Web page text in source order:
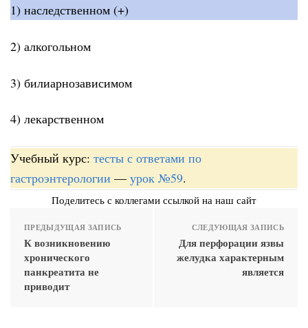
1) наследственном (+)
2) алкогольном
3) билиарнозависимом
4) лекарственном
Учебный курс: тесты с ответами по
гастроэнтерологии — урок №59.
Поделитесь с коллегами ссылкой на наш сайт
ПРЕДЫДУЩАЯ ЗАПИСЬ
К возникновению
хронического
панкреатита не
приводит
СЛЕДУЮЩАЯ ЗАПИСЬ
Для перфорации язвы
желудка характерным
является